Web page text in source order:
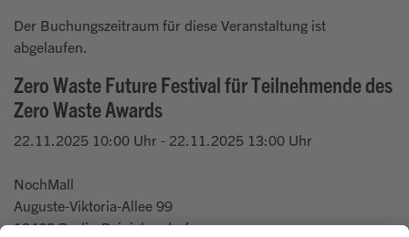
Der Buchungszeitraum für diese Veranstaltung ist
abgelaufen.
Zero Waste Future Festival für Teilnehmende des
Zero Waste Awards
22.11.2025 10:00 Uhr - 22.11.2025 13:00 Uhr
NochMall
Auguste-Viktoria-Allee 99
13403 Berlin-Reinickendorf